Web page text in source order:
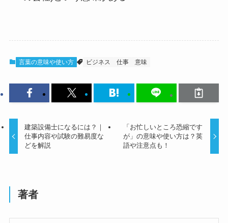
言葉の意味や使い方 ビジネス 仕事 意味
建築設備士になるには？｜
仕事内容や試験の難易度な
どを解説
「お忙しいところ恐縮です
が」の意味や使い方は？英
語や注意点も！
著者